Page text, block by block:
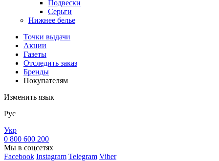
Подвески
Серьги
Нижнее белье
Точки выдачи
Акции
Газеты
Отследить заказ
Бренды
Покупателям
Изменить язык
Рус
Укр
0 800 600 200
Мы в соцсетях
Facebook Instagram Telegram Viber